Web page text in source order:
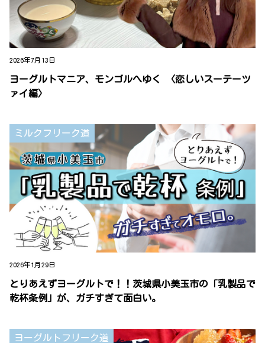
2026年7月13日
ヨーグルトマニア、モンゴルへゆく 〈恋しいスーテーツ
ァイ編〉
ミルクフリーク道
2026年1月29日
とりあえずヨーグルトで！！茨城県小美玉市の「乳製品で
乾杯条例」が、ガチすぎて面白い。
ヨーグルトフリーク道